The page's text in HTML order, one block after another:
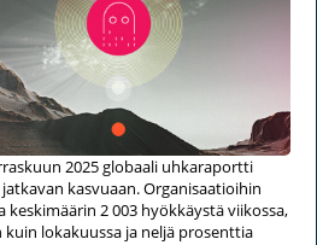
2025 globaali uhkaraportti
kasvuaan. Organisaatioihin
2 003 hyökkäystä viikossa,
lokakuussa ja neljä prosenttia